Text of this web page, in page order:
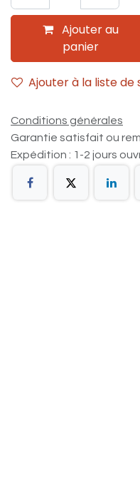
Ajouter au
panier
Ajouter à la liste de
Conditions générales
Garantie satisfait ou
Expédition : 1-2 jours